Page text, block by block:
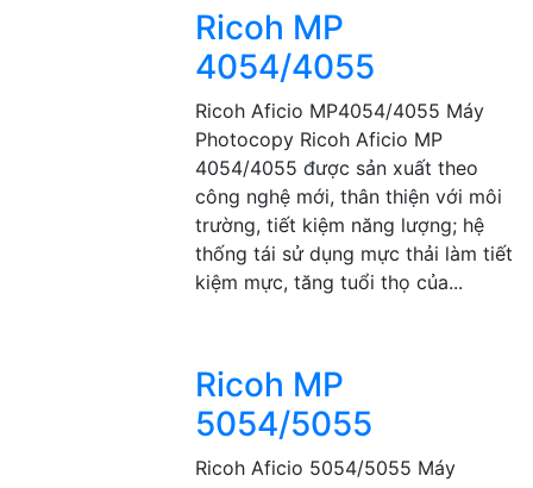
Ricoh MP
4054/4055
Ricoh Aficio MP4054/4055 Máy
Photocopy Ricoh Aficio MP
4054/4055 được sản xuất theo
công nghệ mới, thân thiện với môi
trường, tiết kiệm năng lượng; hệ
thống tái sử dụng mực thải làm tiết
kiệm mực, tăng tuổi thọ của...
Ricoh MP
5054/5055
Ricoh Aficio 5054/5055 Máy